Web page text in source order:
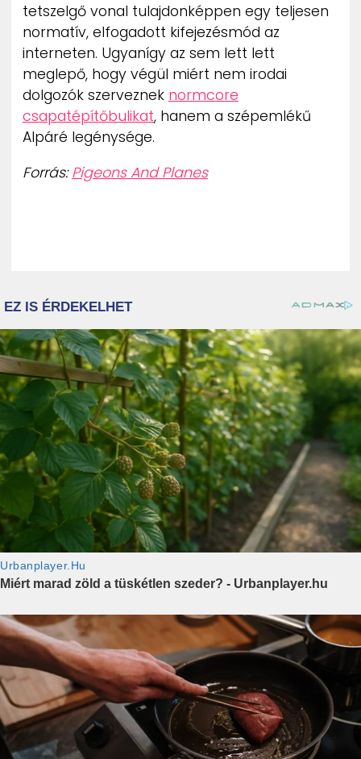
tetszelgő vonal tulajdonképpen egy teljesen
normatív, elfogadott kifejezésmód az
interneten. Ugyanígy az sem lett lett
meglepő, hogy végül miért nem irodai
dolgozók szerveznek normcore
csapatépítőbulikat, hanem a szépemlékű
Alpáré legénysége.
Forrás:Pigeons And Planes